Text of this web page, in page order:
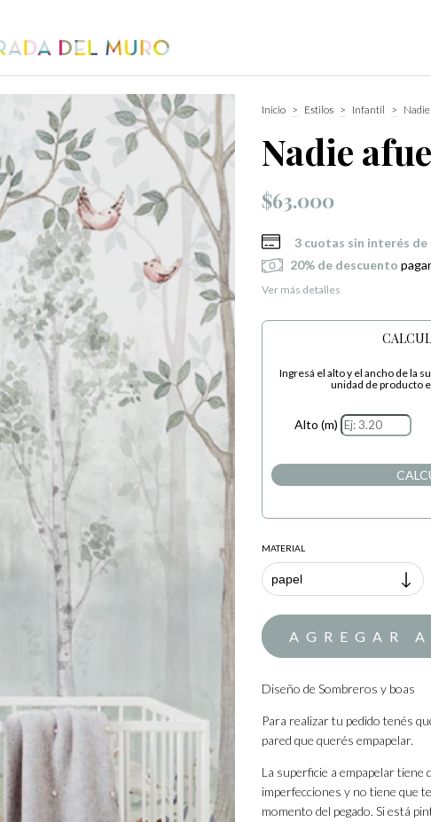
Inicio > Estilos > Infantil >
Nadie
$63.000
3 cuotas sin interés de
20% de descuento
Ver más detalles
Ingresá el alto y el ancho de la
unidad de producto
Alto (m)
MATERIAL
Diseño de Sombreros y boas
Para realizar tu pedido tenés
pared que querés empapelar.
La superficie a empapelar tiene
imperfecciones y no tiene que
momento del pegado. Si está